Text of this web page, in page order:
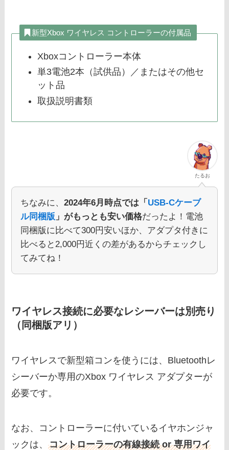
新型Xbox ワイヤレス コントローラーの付属品
Xboxコントローラー本体
単3電池2本（試供品）／またはその他セ
ット品
取扱説明書類
たるお
ちなみに、2024年6月時点では「 USB-Cケーブ
ル同梱版 」がもっとも安い価格だったよ！電池
同梱版に比べて300円安いほか、アダプタ付きに
比べると2,000円近くの差があるからチェックし
てみてね！
ワイヤレス接続に必要なレシーバーは別売り
（同梱版アリ）
ワイヤレスで新型箱コンを使うには、Bluetoothレ
シーバーか専用のXbox ワイヤレス アダプターが
必要です。
なお、コントローラーに付いているイヤホンジャ
ックは、コントローラーの有線接続 or 専用ワイ